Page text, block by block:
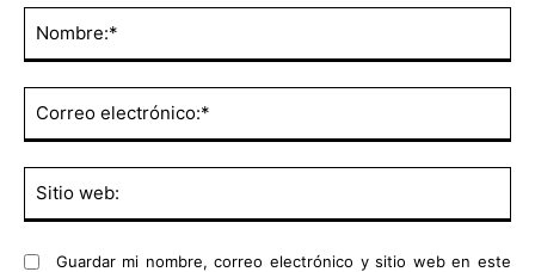
Guardar mi nombre, correo electrónico y sitio web en este